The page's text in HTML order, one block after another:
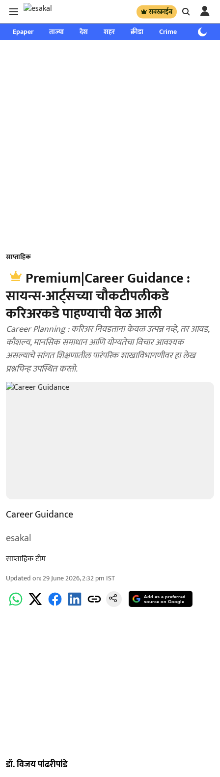
सबस्क्राईब
Epaper ताज्या देश शहर क्रीडा Crime साप्ताहिक
साप्ताहिक
Premium|Career Guidance :
सायन्स-आर्ट्सच्या चौकटीपलीकडे
करिअरकडे पाहण्याची वेळ आली
Career Planning : करिअर निवडताना केवळ उत्पन्न नव्हे, तर आवड,
कौशल्य, मानसिक समाधान आणि योग्यतेचा विचार आवश्यक
असल्याचे सांगत शिक्षणातील पारंपरिक शाखाविभागणीवर हा लेख
प्रश्नचिन्ह उपस्थित करतो.
Career Guidance
esakal
साप्ताहिक टीम
Updated on:29 June 2026, 2:32 pm IST
Add as a preferred
source on Google
डॉ. विजय पांढरीपांडे